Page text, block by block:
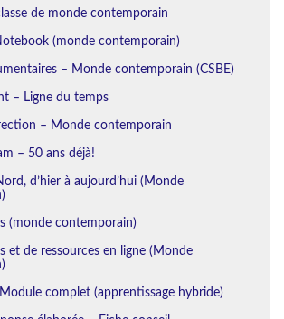
de monde contemporain
(monde contemporain)
– Monde contemporain (CSBE)
– Ligne du temps
– Monde contemporain
– 50 ans déjà!
d’hier à aujourd’hui (Monde
(monde contemporain)
et de ressources en ligne (Monde
complet (apprentissage hybride)